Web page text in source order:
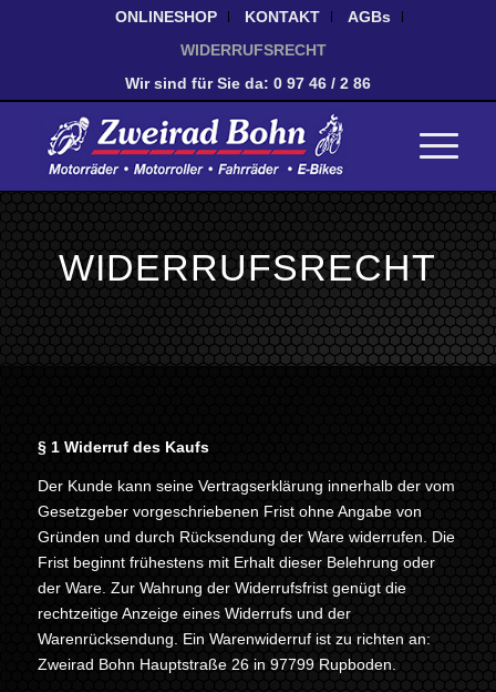
ONLINESHOP KONTAKT
AGBs
WIDERRUFSRECHT
Wir sind für Sie da: 0 97 46 / 2 86
WIDERRUFSRECHT
§ 1 Widerruf des Kaufs
Der Kunde kann seine Vertragserklärung innerhalb der vom
Gesetzgeber vorgeschriebenen Frist ohne Angabe von
Gründen und durch Rücksendung der Ware widerrufen. Die
Frist beginnt frühestens mit Erhalt dieser Belehrung oder
der Ware. Zur Wahrung der Widerrufsfrist genügt die
rechtzeitige Anzeige eines Widerrufs und der
Warenrücksendung. Ein Warenwiderruf ist zu richten an:
Zweirad Bohn Hauptstraße 26 in 97799 Rupboden.